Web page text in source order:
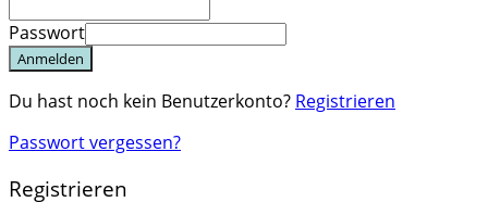
Passwort
Anmelden
Du hast noch kein Benutzerkonto? Registrieren
Passwort vergessen?
Registrieren